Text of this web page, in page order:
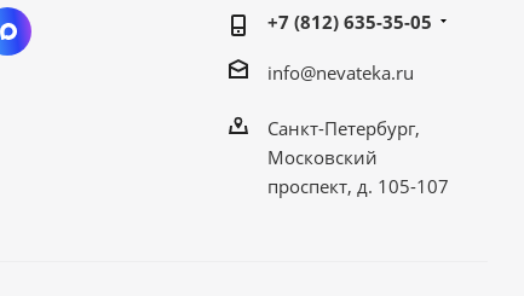
+7 (812) 635-35-05
info@nevateka.ru
Санкт-Петербург,
Московский
проспект, д. 105-107